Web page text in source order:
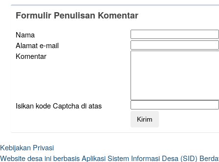
Formulir Penulisan Komentar
Nama
Alamat e-mail
Komentar
Isikan kode Captcha di atas
Kebijakan Privasi
Website desa ini berbasisAplikasi Sistem Informasi Desa (SID)